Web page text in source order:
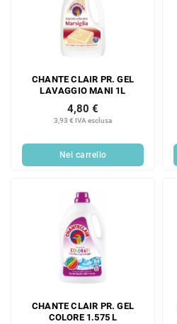
CHANTE CLAIR PR. GEL
LAVAGGIO MANI 1L
3,93 € IVA esclusa
4,80 €
Nel carrello
CHANTE CLAIR PR. GEL
COLORE 1.575 L